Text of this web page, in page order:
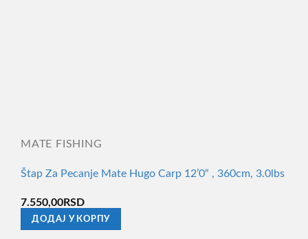
MATE FISHING
Štap Za Pecanje Mate Hugo Carp 12’0“ , 360cm, 3.0lbs
7.550,00RSD
ДОДАЈ У КОРПУ